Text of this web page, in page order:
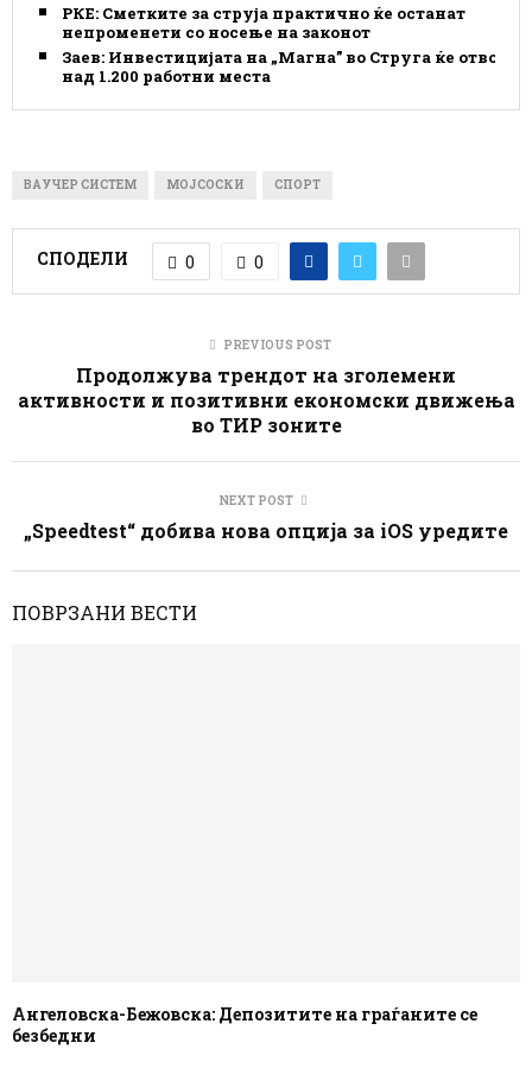
РКЕ: Сметките за струја практично ќе останат
непроменети со носење на законот
Заев: Инвестицијата на „Магна” во Струга ќе отвори
над 1.200 работни места
ВАУЧЕР СИСТЕМ МОЈСОСКИ СПОРТ
СПОДЕЛИ 0 0
PREVIOUS POST
Продолжува трендот на зголемени
активности и позитивни економски движења
во ТИР зоните
NEXT POST
„Speedtest“ добива нова опција за iOS уредите
ПОВРЗАНИ ВЕСТИ
Ангеловска-Бежовска: Депозитите на граѓаните се
безбедни